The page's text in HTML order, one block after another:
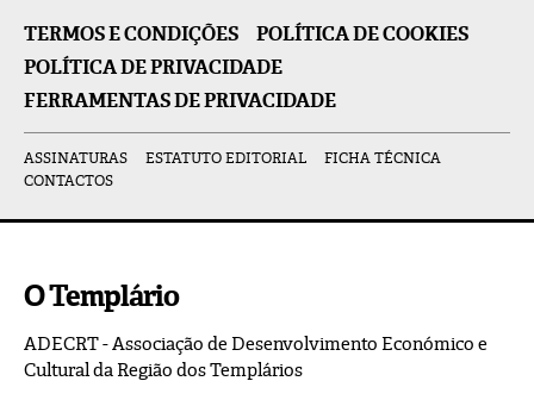
TERMOS E CONDIÇÕES
POLÍTICA DE COOKIES
POLÍTICA DE PRIVACIDADE
FERRAMENTAS DE PRIVACIDADE
ASSINATURAS ESTATUTO EDITORIAL
FICHA TÉCNICA
CONTACTOS
O Templário
ADECRT - Associação de Desenvolvimento Económico e
Cultural da Região dos Templários